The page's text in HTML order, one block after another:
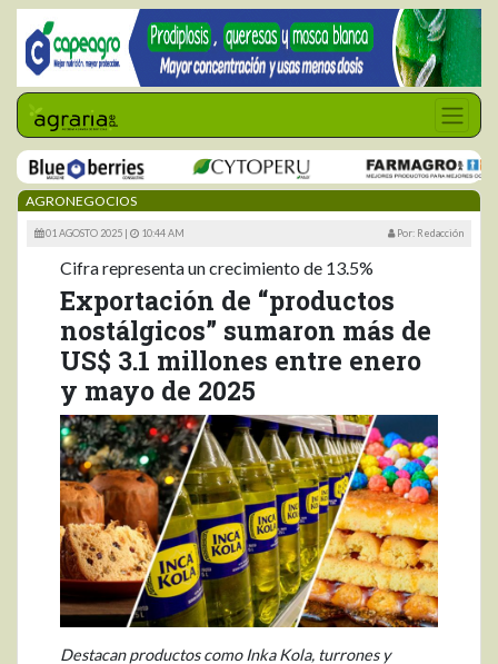
AGRONEGOCIOS
01 AGOSTO 2025 | 10:44 AM Por: Redacción
Cifra representa un crecimiento de 13.5%
Exportación de “productos
nostálgicos” sumaron más de
US$ 3.1 millones entre enero
y mayo de 2025
Destacan productos como Inka Kola, turrones y